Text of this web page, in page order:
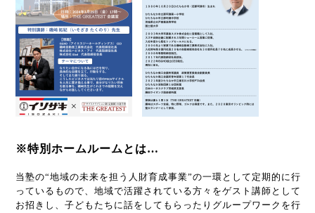
※特別ホームルームとは…
当塾の“地域の未来を担う人財育成事業”の一環として定期的に行
っているもので、地域で活躍されている方々をゲスト講師として
お招きし、子どもたちに話をしてもらったりグループワークを行